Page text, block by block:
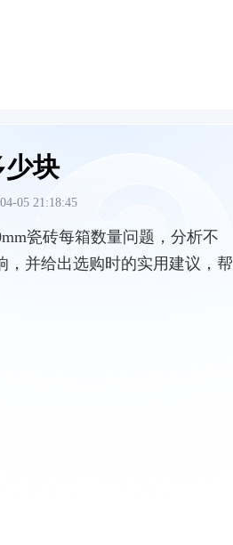
少块
05 21:18:45
瓷砖每箱数量问题，分析不
，并给出选购时的实用建议，帮